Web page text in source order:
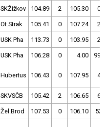
SKŽižkov 104.89 2 105.30 0
Ot.Strak 105.41 0 107.24 2
USK Pha 113.73 0 103.95 2
USK Pha 106.28 0 4.00 999
Hubertus 106.43 0 107.95 4
SKVSČB 105.42 2 106.65 6
Žel.Brod 107.53 0 106.10 52